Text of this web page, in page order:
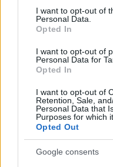
consent section.
I want to opt-out of
Personal Data.
Opted In
I want to opt-out of
Personal Data for
Opted In
I want to opt-out of
Retention, Sale,
Personal Data that
Purposes for which
Opted Out
Google consents
Amire többmillióan
csökken a riasztás